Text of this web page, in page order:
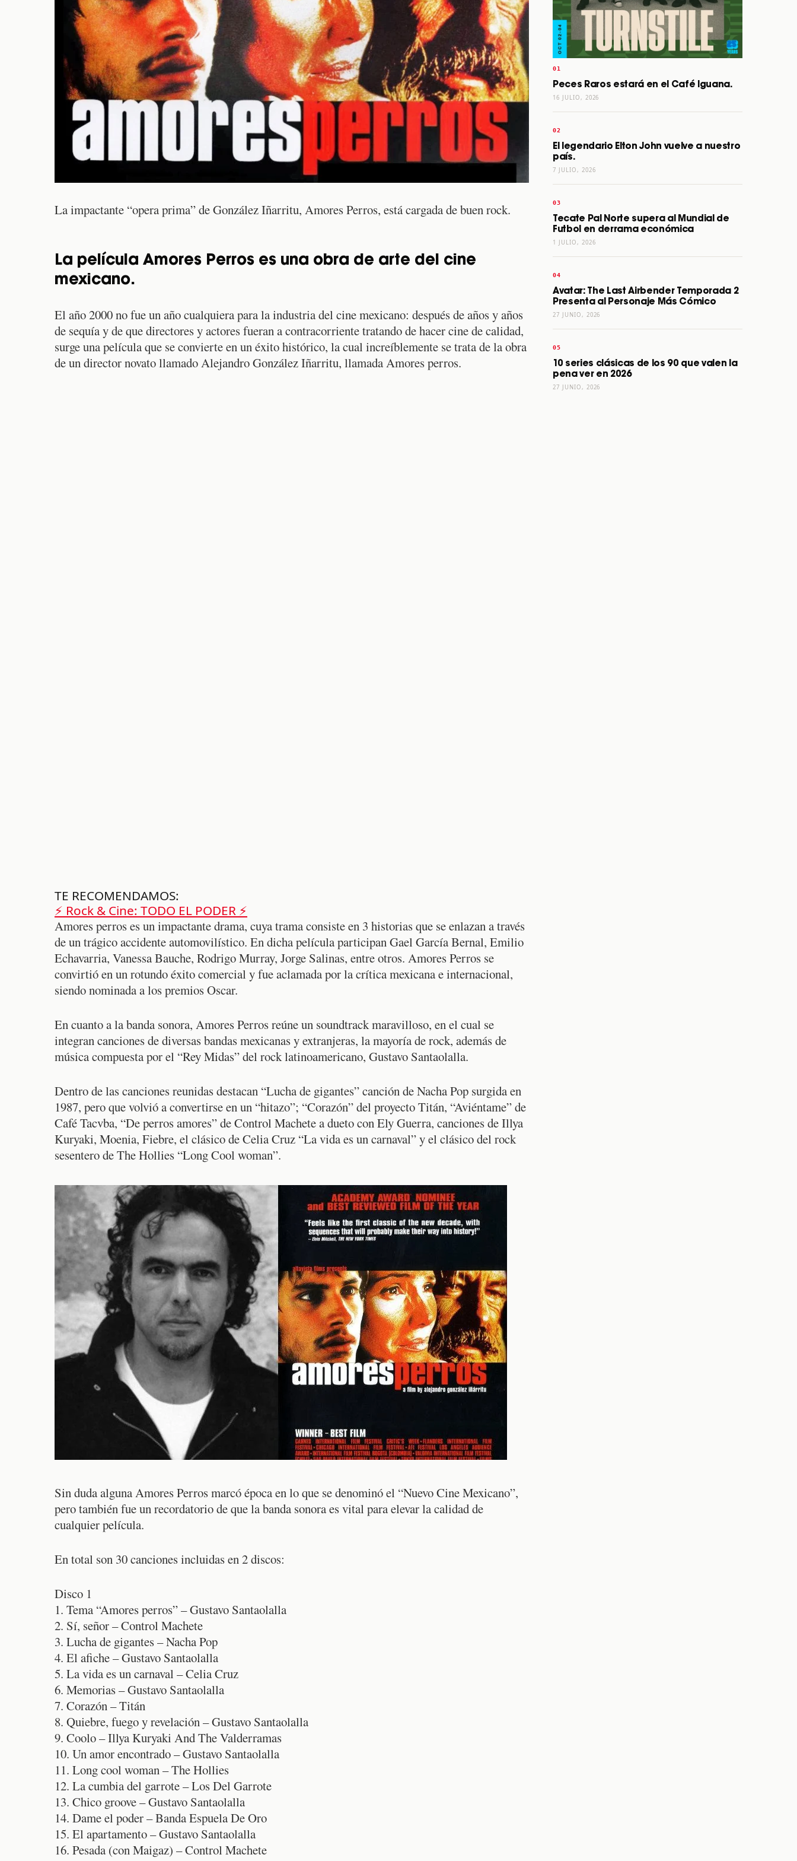
La impactante “opera prima” de González Iñarritu, Amores Perros, está cargada de buen rock.
La película Amores Perros es una obra de arte del cine
mexicano.
El año 2000 no fue un año cualquiera para la industria del cine mexicano: después de años y años
de sequía y de que directores y actores fueran a contracorriente tratando de hacer cine de calidad,
surge una película que se convierte en un éxito histórico, la cual increíblemente se trata de la obra
de un director novato llamado Alejandro González Iñarritu, llamada Amores perros.
TE RECOMENDAMOS:
⚡ Rock & Cine: TODO EL PODER ⚡
Amores perros es un impactante drama, cuya trama consiste en 3 historias que se enlazan a través
de un trágico accidente automovilístico. En dicha película participan Gael García Bernal, Emilio
Echavarria, Vanessa Bauche, Rodrigo Murray, Jorge Salinas, entre otros. Amores Perros se
convirtió en un rotundo éxito comercial y fue aclamada por la crítica mexicana e internacional,
siendo nominada a los premios Oscar.
En cuanto a la banda sonora, Amores Perros reúne un soundtrack maravilloso, en el cual se
integran canciones de diversas bandas mexicanas y extranjeras, la mayoría de rock, además de
música compuesta por el “Rey Midas” del rock latinoamericano, Gustavo Santaolalla.
Dentro de las canciones reunidas destacan “Lucha de gigantes” canción de Nacha Pop surgida en
1987, pero que volvió a convertirse en un “hitazo”; “Corazón” del proyecto Titán, “Aviéntame” de
Café Tacvba, “De perros amores” de Control Machete a dueto con Ely Guerra, canciones de Illya
Kuryaki, Moenia, Fiebre, el clásico de Celia Cruz “La vida es un carnaval” y el clásico del rock
sesentero de The Hollies “Long Cool woman”.
Sin duda alguna Amores Perros marcó época en lo que se denominó el “Nuevo Cine Mexicano”,
pero también fue un recordatorio de que la banda sonora es vital para elevar la calidad de
cualquier película.
En total son 30 canciones incluidas en 2 discos:
Disco 1
1. Tema “Amores perros” – Gustavo Santaolalla
2. Sí, señor – Control Machete
3. Lucha de gigantes – Nacha Pop
4. El afiche – Gustavo Santaolalla
5. La vida es un carnaval – Celia Cruz
6. Memorias – Gustavo Santaolalla
7. Corazón – Titán
8. Quiebre, fuego y revelación – Gustavo Santaolalla
9. Coolo – Illya Kuryaki And The Valderramas
10. Un amor encontrado – Gustavo Santaolalla
11. Long cool woman – The Hollies
12. La cumbia del garrote – Los Del Garrote
13. Chico groove – Gustavo Santaolalla
14. Dame el poder – Banda Espuela De Oro
15. El apartamento – Gustavo Santaolalla
16. Pesada (con Maigaz) – Control Machete
Peces Raros estará en el Café Iguana.
16 JULIO, 2026
El legendario Elton John vuelve a nuestro
país.
7 JULIO, 2026
Tecate Pal Norte supera al Mundial de
Futbol en derrama económica
1 JULIO, 2026
Avatar: The Last Airbender Temporada 2
Presenta al Personaje Más Cómico
27 JUNIO, 2026
10 series clásicas de los 90 que valen la
pena ver en 2026
27 JUNIO, 2026